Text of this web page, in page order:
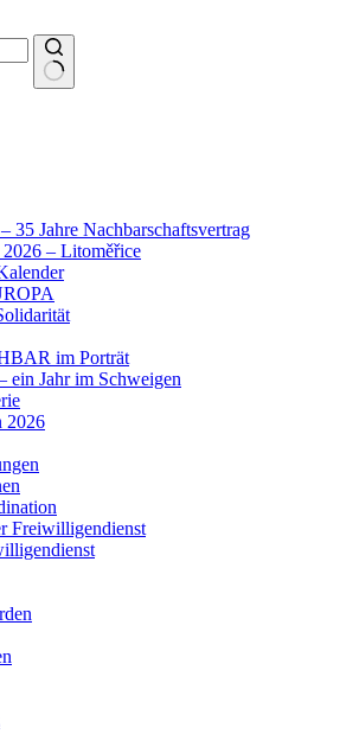
35 Jahre Nachbarschaftsvertrag
2026 – Litoměřice
im Porträt
ein Jahr im Schweigen
2026
Freiwilligendienst